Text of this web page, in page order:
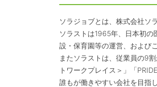
ソラジョブとは、株式会社ソ
ソラストは1965年、日本初
設・保育園等の運営、および
またソラストは、従業員の9
トワークプレイス＞」「
誰もが働きやすい会社を目指